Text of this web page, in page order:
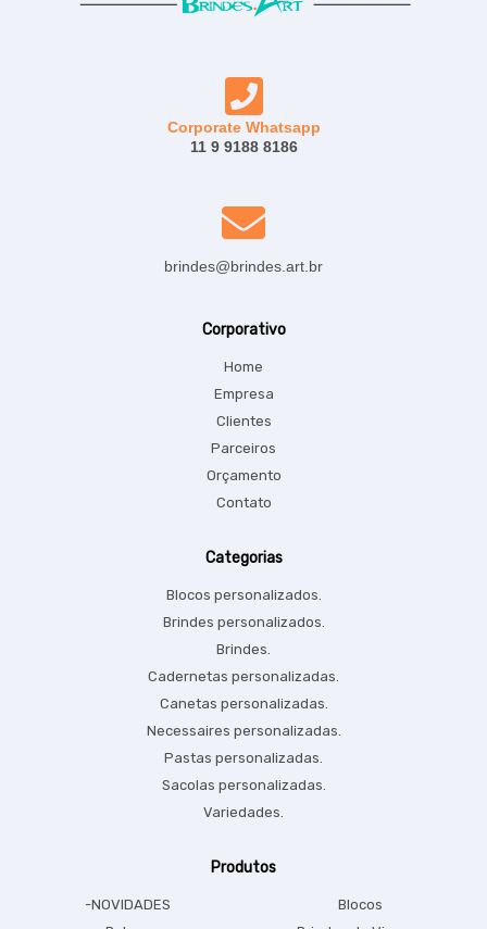
Corporate Whatsapp
11 9 9188 8186
brindes@brindes.art.br
Corporativo
Home
Empresa
Clientes
Parceiros
Orçamento
Contato
Categorias
Blocos personalizados.
Brindes personalizados.
Brindes.
Cadernetas personalizadas.
Canetas personalizadas.
Necessaires personalizadas.
Pastas personalizadas.
Sacolas personalizadas.
Variedades.
Produtos
-NOVIDADES
Blocos